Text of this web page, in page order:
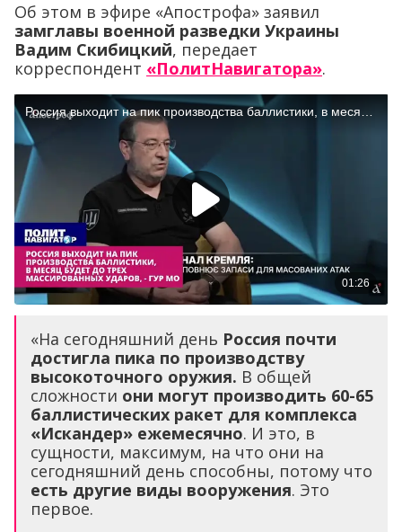
Об этом в эфире «Апострофа» заявил
замглавы военной разведки Украины
Вадим Скибицкий, передает
корреспондент «ПолитНавигатора».
«На сегодняшний день Россия почти
достигла пика по производству
высокоточного оружия. В общей
сложности они могут производить 60-65
баллистических ракет для комплекса
«Искандер» ежемесячно. И это, в
сущности, максимум, на что они на
сегодняшний день способны, потому что
есть другие виды вооружения. Это
первое.